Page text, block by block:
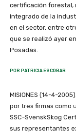
certificación forestal,
integrado de la
en el sector, entre
que se realizó ayer
Posadas.
POR PATRICIA ESCOBAR
MISIONES (14-4-
por tres firmas como
SSC-SvenskSkog
sus representantes